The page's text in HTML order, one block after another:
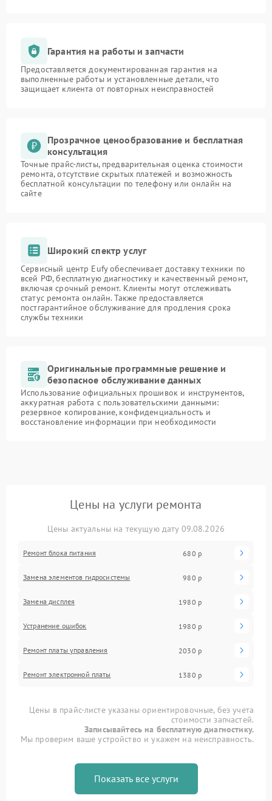
Гарантия на работы и запчасти
Предоставляется документированная гарантия на
выполненные работы и установленные детали, что
защищает клиента от повторных неисправностей
Прозрачное ценообразование и бесплатная
консультация
Точные прайс-листы, предварительная оценка стоимости
ремонта, отсутствие скрытых платежей и возможность
бесплатной консультации по телефону или онлайн на
сайте
Широкий спектр услуг
Сервисный центр Eufy обеспечивает доставку техники по
всей РФ, бесплатную диагностику и качественный ремонт,
включая срочный ремонт. Клиенты могут отслеживать
статус ремонта онлайн. Также предоставляется
постгарантийное обслуживание для продления срока
службы техники
Оригинальные программные решение и
безопасное обслуживание данных
Использование официальных прошивок и инструментов,
аккуратная работа с пользовательскими данными:
резервное копирование, конфиденциальность и
восстановление информации при необходимости
Цены на услуги ремонта
Цены актуальны на текущую дату 09.08.2026
Ремонт блока питания 680 р
Замена элементов гидросистемы 980 р
Замена дисплея 1980 р
Устранение ошибок 1980 р
Ремонт платы управления 2030 р
Ремонт электронной платы 1380 р
Цены в прайс-листе указаны ориентировочные, без учета
стоимости запчастей.
Записывайтесь на бесплатную диагностику.
Мы проверим ваше устройство и укажем на неисправность.
Показать все услуги